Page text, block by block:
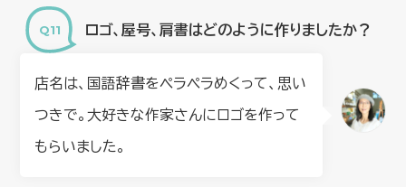
ロゴ、屋号、肩書はどのように作りましたか？
店名は、国語辞書をペラペラめくって、思い
つきで。大好きな作家さんにロゴを作って
もらいました。